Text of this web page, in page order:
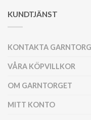
KUNDTJÄNST
KONTAKTA
VÅRA KÖPVILLKOR
OM GARNTORGET
MITT KONTO